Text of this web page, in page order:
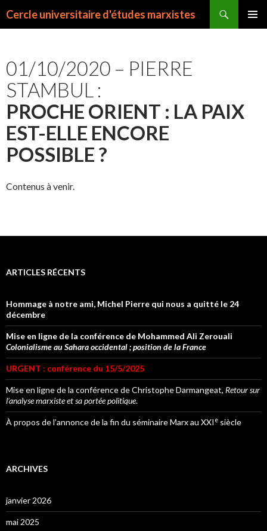
Cercle universitaire d'études marxistes
01/10/2020 – PIERRE
STAMBUL :
PROCHE ORIENT : LA PAIX
EST-ELLE ENCORE
POSSIBLE ?
Contenus à venir.
ARTICLES RÉCENTS
Hommage à notre ami, Michel Pierre qui nous a quitté le 24
décembre
Mise en ligne de la conférence de Mohammed Ali Zerouali
Colonialisme au Sahara occidental ; position de la France
URGENT : conférence du 15/5/2025
Mise en ligne de la conférence de Christophe Darmangeat, Retour sur
l’analyse marxiste et sa portée politique.
À propos de l’annonce de la fin du séminaire Marx au XXI e siècle
ARCHIVES
janvier 2026
mai 2025